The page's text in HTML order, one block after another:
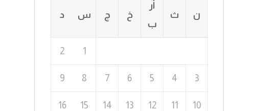
ن ث
أر
ب
خ ج س د
1
2
3
4
5
6
7
8
9
10
11
12
13
14
15
16